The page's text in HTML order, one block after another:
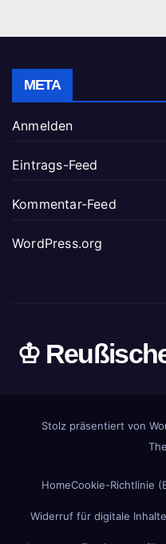
META
Anmelden
Eintrags-Feed
Kommentar-Feed
WordPress.org
♔
Stolz präsentiert von
HomeCookie-Richtlinie
Widerruf für digitale Inhalte